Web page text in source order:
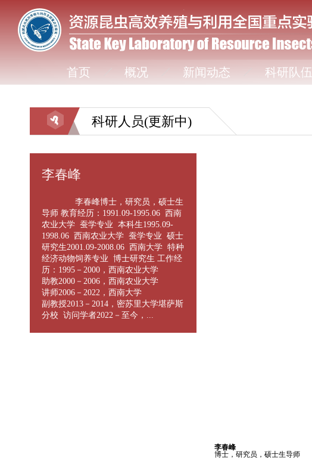
首页 概况 新闻动态 科研队伍
科研人员(更新中)
李春峰
李春峰博士，研究员，硕士生
导师 教育经历：1991.09-1995.06 西南
农业大学 蚕学专业 本科生1995.09-
1998.06 西南农业大学 蚕学专业 硕士
研究生2001.09-2008.06 西南大学 特种
经济动物饲养专业 博士研究生 工作经
历：1995－2000，西南农业大学
助教2000－2006，西南农业大学
讲师2006－2022，西南大学
副教授2013－2014，密苏里大学堪萨斯
分校 访问学者2022－至今，...
李春峰
博士，研究员，硕士生导师